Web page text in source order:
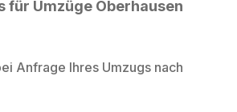
für Umzüge Oberhausen
Anfrage Ihres Umzugs nach